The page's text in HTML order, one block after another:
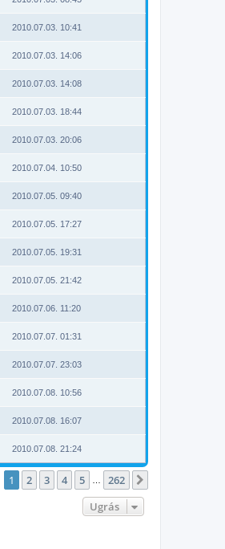
2010.07.03. 10:41
2010.07.03. 14:06
2010.07.03. 14:08
2010.07.03. 18:44
2010.07.03. 20:06
2010.07.04. 10:50
2010.07.05. 09:40
2010.07.05. 17:27
2010.07.05. 19:31
2010.07.05. 21:42
2010.07.06. 11:20
2010.07.07. 01:31
2010.07.07. 23:03
2010.07.08. 10:56
2010.07.08. 16:07
2010.07.08. 21:24
Oldal: 1 262
1 2 3 4 5 262
Ugrás